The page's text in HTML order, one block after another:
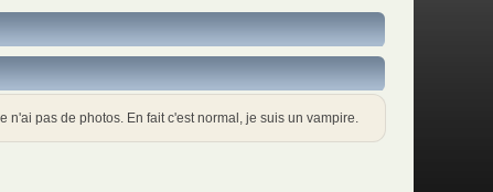
n'ai pas de photos. En fait c'est normal, je suis un vampire.